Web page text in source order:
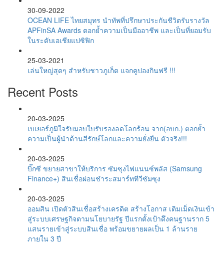
30-09-2022
OCEAN LIFE ไทยสมุทร นำทัพที่ปรึกษาประกันชีวิตรับรางวัล
APFinSA Awards ตอกย้ำความเป็นมืออาชีพ และเป็นที่ยอมรับ
ในระดับเอเชียแปซิฟิก
25-03-2021
เล่นใหญ่สุดๆ สำหรับชาวภูเก็ต แจกคูปองกินฟรี !!!
Recent Posts
20-03-2025
เบเยอร์ภูมิใจรับมอบใบรับรองลดโลกร้อน จาก(อบก.) ตอกย้ำ
ความเป็นผู้นำด้านสีรักษ์โลกและความยั่งยืน ตัวจริง!!!
20-03-2025
บิ๊กซี ขยายสาขาให้บริการ ซัมซุงไฟแนนซ์พลัส (Samsung
Finance+) สินเชื่อผ่อนชำระสมาร์ททีวีซัมซุง
20-03-2025
ออมสิน เปิดตัวสินเชื่อสร้างเครดิต สร้างโอกาส เติมเม็ดเงินเข้า
สู่ระบบเศรษฐกิจตามนโยบายรัฐ ปีแรกตั้งเป้าดึงคนฐานราก 5
แสนรายเข้าสู่ระบบสินเชื่อ พร้อมขยายผลเป็น 1 ล้านราย
ภายใน 3 ปี